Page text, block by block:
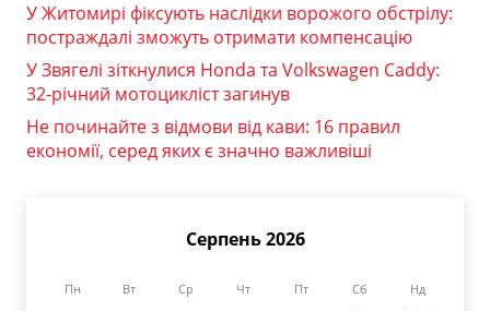
У Житомирі фіксують наслідки ворожого обстрілу:
постраждалі зможуть отримати компенсацію
У Звягелі зіткнулися Honda та Volkswagen Caddy:
32-річний мотоцикліст загинув
Не починайте з відмови від кави: 16 правил
економії, серед яких є значно важливіші
Серпень 2026
Пн Вт Ср Чт Пт Сб Нд